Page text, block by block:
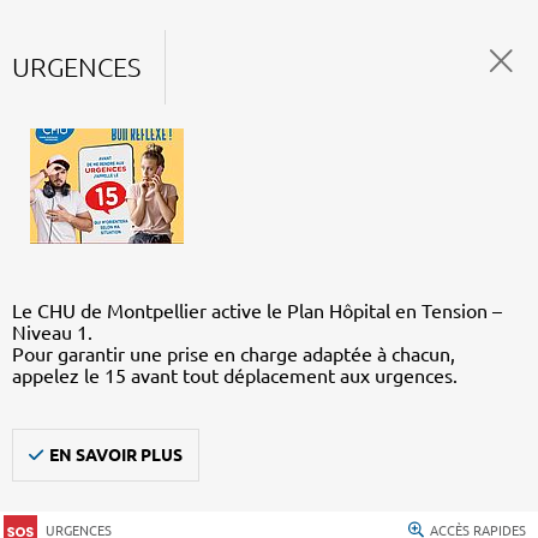
URGENCES
Le CHU de Montpellier active le Plan Hôpital en Tension –
Niveau 1.
Pour garantir une prise en charge adaptée à chacun,
appelez le 15 avant tout déplacement aux urgences.
EN SAVOIR PLUS
URGENCES ACCÈS RAPIDES